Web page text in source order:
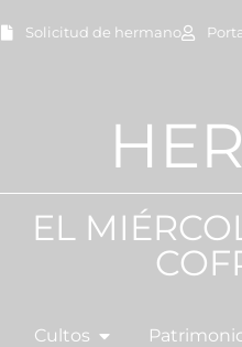
Solicitud de hermano
EL
Cultos